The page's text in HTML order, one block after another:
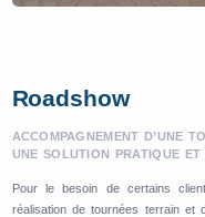
Roadshow
ACCOMPAGNEMENT D’UNE
UNE SOLUTION PRATIQUE
Pour le besoin de certains
réalisation de tournées terrain et